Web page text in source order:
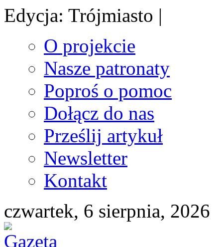
Edycja: Trójmiasto |
O projekcie
Nasze patronaty
Poproś o pomoc
Dołącz do nas
Prześlij artykuł
Newsletter
Kontakt
czwartek, 6 sierpnia, 2026